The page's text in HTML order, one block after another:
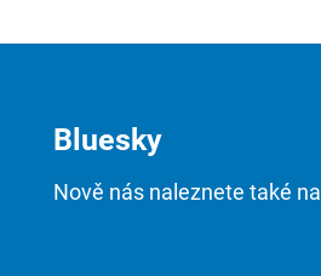
Bluesky
Nově nás naleznete také na